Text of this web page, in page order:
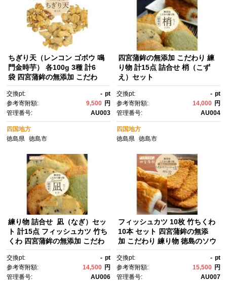
ちぎり天（レンコン ゴボウ 鳴
門金時芋） 各100g 3種 計6
袋 四宮蒲鉾の無添加 こだわ
交換pt: - pt
参考寄附額:
9,500 円
管理番号:
AU003
四国地方
徳島県
徳島市
四宮蒲鉾の無添加 こだわり 練
り物 計15点 詰合せ 梢（こず
え）セット
交換pt: - pt
参考寄附額:
14,000 円
管理番号:
AU004
四国地方
徳島県 徳島市
練り物 詰合せ 凪（なぎ）セッ
ト 計15点 フィッシュカツ 竹ち
くわ 四宮蒲鉾の無添加 こだわ
交換pt: - pt
参考寄附額:
14,500 円
管理番号:
AU006
フィッシュカツ 10枚 竹ちくわ
10本 セット 四宮蒲鉾の無添
加 こだわり 練り物 徳島のソウ
交換pt: - pt
参考寄附額:
15,500 円
管理番号:
AU007